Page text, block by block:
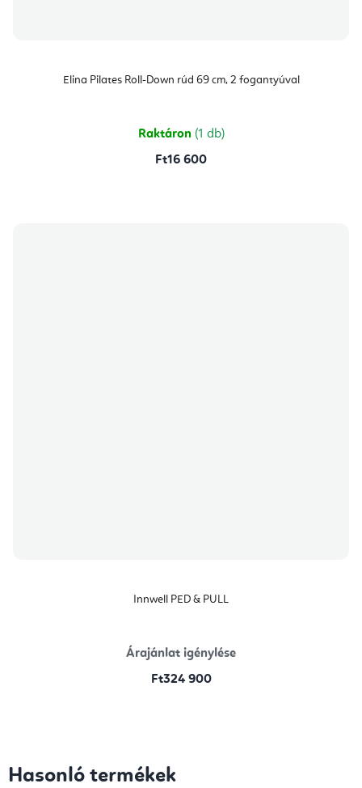
Elina Pilates Roll-Down rúd 69 cm, 2 fogantyúval
Raktáron (1 db)
Ft16 600
Innwell PED & PULL
Árajánlat igénylése
Ft324 900
Hasonló termékek